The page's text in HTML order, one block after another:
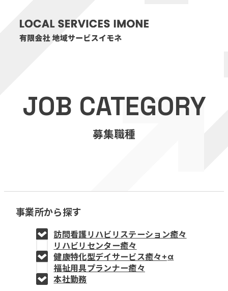
医療・介護事業
訪問看護リハビリステーション癒々
福祉用具プランナー癒々
教育事業
姫路中央こども園
姫路中央保育園
JOB CATEGORY
募集職種
事業所から探す
訪問看護リハビリステーション癒々
リハビリセンター癒々
健康特化型デイサービス癒々+α
福祉用具プランナー癒々
本社勤務